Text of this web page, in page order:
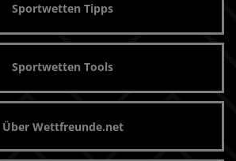
Sportwetten Tipps
Sportwetten Tools
Über Wettfreunde.net